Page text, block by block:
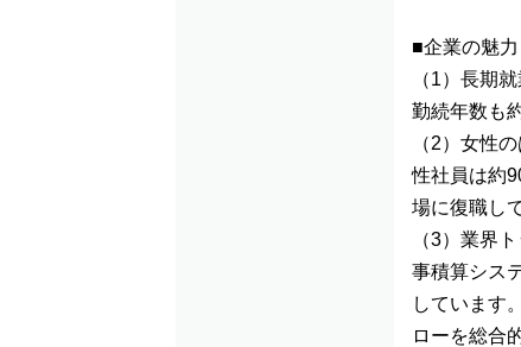
■企業の魅力
（1）長期
勤続年数も
（2）女性
性社員は約
場に復職し
（3）業界
事積算シス
しています
ローを総合